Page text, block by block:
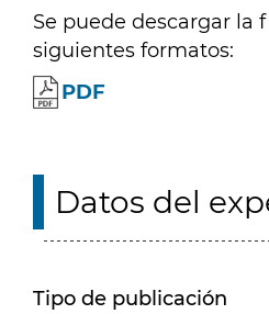
Se puede descargar la
siguientes formatos:
PDF
Datos del
Tipo de publicación